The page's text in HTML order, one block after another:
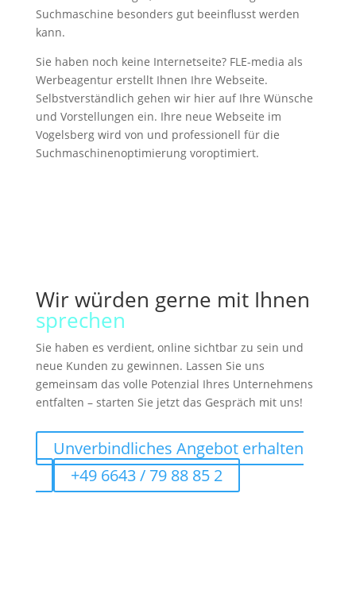
Suchmaschine besonders gut beeinflusst werden
kann.
Sie haben noch keine Internetseite? FLE-media als
Werbeagentur erstellt Ihnen Ihre Webseite.
Selbstverständlich gehen wir hier auf Ihre Wünsche
und Vorstellungen ein. Ihre neue Webseite im
Vogelsberg wird von und professionell für die
Suchmaschinenoptimierung voroptimiert.
Wir würden gerne mit Ihnen
sprechen
Sie haben es verdient, online sichtbar zu sein und
neue Kunden zu gewinnen. Lassen Sie uns
gemeinsam das volle Potenzial Ihres Unternehmens
entfalten – starten Sie jetzt das Gespräch mit uns!
Unverbindliches Angebot erhalten
+49 6643 / 79 88 85 2